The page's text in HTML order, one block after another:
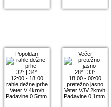
Popoldan
32° |34°
12:00 - 18:00
rahle dežne prhe
Veter V 4km/h
Padavine 0.5mm.
Večer
28° |33°
18:00 - 00:00
pretežno jasno
Veter VJV 2km/h
Padavine 0.1mm.